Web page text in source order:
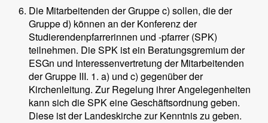
Die Mitarbeitenden der Gruppe c) sollen, die der
Gruppe d) können an der Konferenz der
Studierendenpfarrerinnen und -pfarrer (SPK)
teilnehmen. Die SPK ist ein Beratungsgremium der
ESGn und Interessenvertretung der Mitarbeitenden
der Gruppe III. 1. a) und c) gegenüber der
Kirchenleitung. Zur Regelung ihrer Angelegenheiten
kann sich die SPK eine Geschäftsordnung geben.
Diese ist der Landeskirche zur Kenntnis zu geben.